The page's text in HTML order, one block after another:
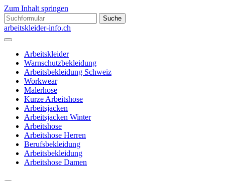
Zum Inhalt springen
Suchen
nach:
arbeitskleider-info.ch
Arbeitskleider
Warnschutzbekleidung
Arbeitsbekleidung Schweiz
Workwear
Malerhose
Kurze Arbeitshose
Arbeitsjacken
Arbeitsjacken Winter
Arbeitshose
Arbeitshose Herren
Berufsbekleidung
Arbeitsbekleidung
Arbeitshose Damen